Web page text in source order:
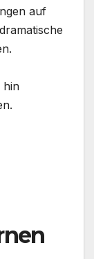
auf
hin